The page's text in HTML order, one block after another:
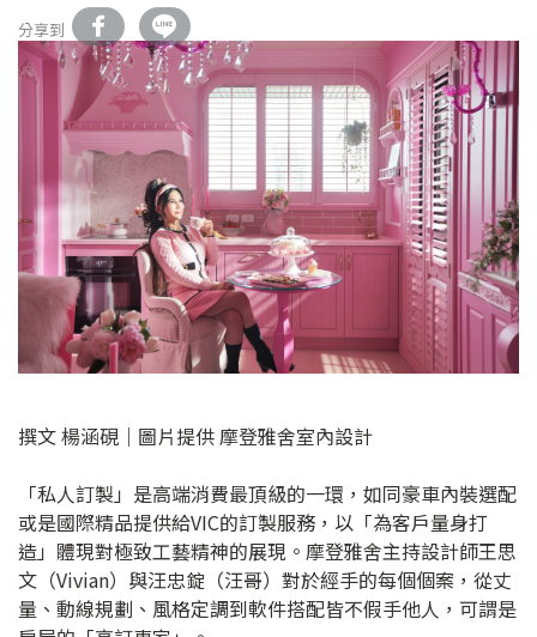
分享到
撰文 楊涵硯｜圖片提供 摩登雅舍室內設計
「私人訂製」是高端消費最頂級的一環，如同豪車內裝選配
或是國際精品提供給VIC的訂製服務，以「為客戶量身打
造」體現對極致工藝精神的展現。摩登雅舍主持設計師王思
文（Vivian）與汪忠錠（汪哥）對於經手的每個個案，從丈
量、動線規劃、風格定調到軟件搭配皆不假手他人，可謂是